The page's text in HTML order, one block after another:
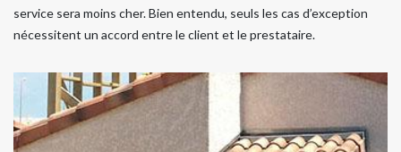
service sera moins cher. Bien entendu, seuls les cas d’exception
nécessitent un accord entre le client et le prestataire.